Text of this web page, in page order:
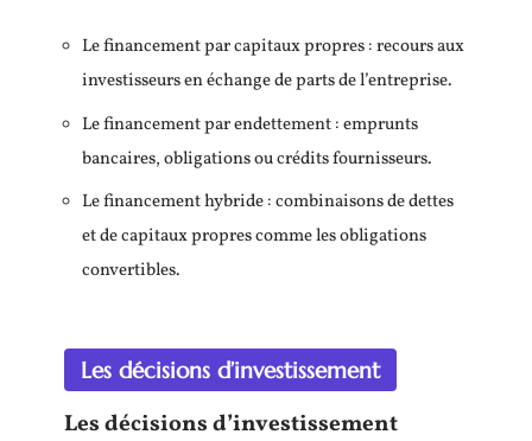
Le financement par capitaux propres : recours aux
investisseurs en échange de parts de l’entreprise.
Le financement par endettement : emprunts
bancaires, obligations ou crédits fournisseurs.
Le financement hybride : combinaisons de dettes
et de capitaux propres comme les obligations
convertibles.
Les décisions d’investissement
Les décisions d’investissement